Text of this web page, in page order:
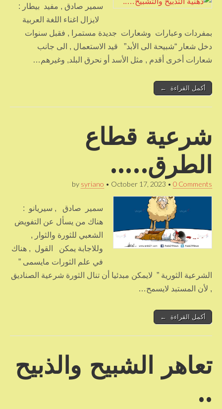
سمير صادق , مفيد بيطار :
لايزال اغناء اللغة العربية
بمفردات وعبارات وشعارات جديدة مستمرا , فقبل سنوات
دخل شعار “شبيحة الى الأبد” قيد الاستعمال , الى جانب
شعارات أخرى أقدم , مثل الأسد أو نحرق البلد, وغيرهم…
أكمل القراءة ←
شرعية قطاع
الطرق…..
by syriano • October 17, 2023 • 0 Comments
سمير صادق , سيريانو :
هناك من يسأل عن التفويض
الشعبي للثورة والثوار ,
وللاجابة يمكن القول , هناك
في علم الثورات مايسمى ”
الشرعية الثورية ” لايمكن مبدئيا أن تنال الثورة شرعية الصناديق
, لأن المستبد لايسمح…
أكمل القراءة ←
تعاهر الشبيح والذبيح
..